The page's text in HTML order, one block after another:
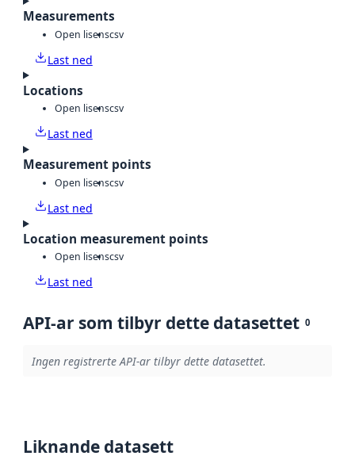
Measurements
Open lisenscsv
Last ned
Locations
Open lisenscsv
Last ned
Measurement points
Open lisenscsv
Last ned
Location measurement points
Open lisenscsv
Last ned
API-ar som tilbyr dette datasettet 0
Ingen registrerte API-ar tilbyr dette datasettet.
Liknande datasett